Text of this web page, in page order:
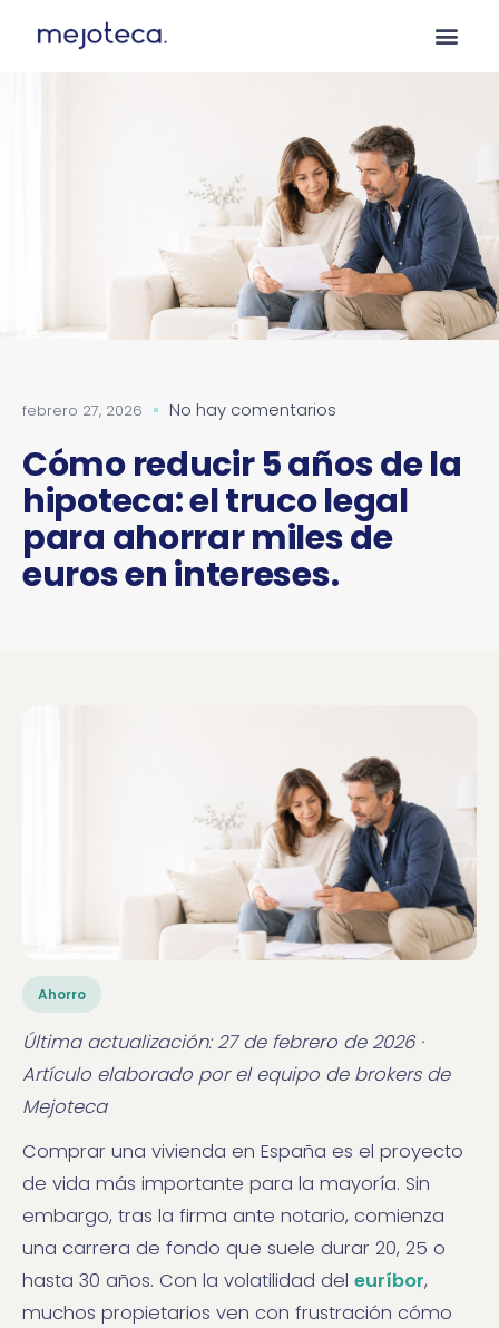
febrero 27, 2026 No hay comentarios
Cómo reducir 5 años de la
hipoteca: el truco legal
para ahorrar miles de
euros en intereses.
Ahorro
Última actualización: 27 de febrero de 2026 ·
Artículo elaborado por el equipo de brokers de
Mejoteca
Comprar una vivienda en España es el proyecto
de vida más importante para la mayoría. Sin
embargo, tras la firma ante notario, comienza
una carrera de fondo que suele durar 20, 25 o
hasta 30 años. Con la volatilidad del euríbor,
muchos propietarios ven con frustración cómo